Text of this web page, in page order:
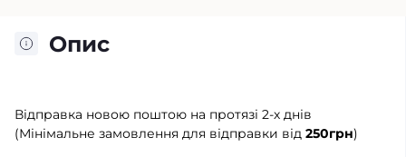
Опис
Відправка новою поштою на протязі 2-х днів
(Мінімальне замовлення для відправки від 250грн)